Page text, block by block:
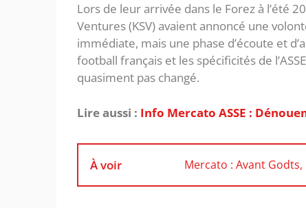
Lors de leur arrivée dans le Forez à l’été
Ventures (KSV) avaient annoncé une
immédiate, mais une phase d’écoute et
football français et les spécificités de
quasiment pas changé.
Lire aussi : Info Mercato ASSE :
À voir Mercato : Avant